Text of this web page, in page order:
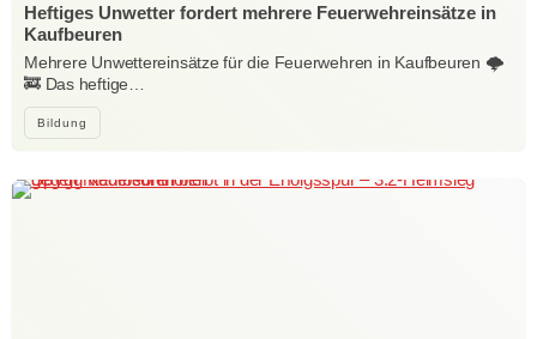
Bildung
Heftiges Unwetter fordert mehrere Feuerwehreinsätze in
Kaufbeuren
Mehrere Unwettereinsätze für die Feuerwehren in Kaufbeuren 🌩️
🚒 Das heftige…